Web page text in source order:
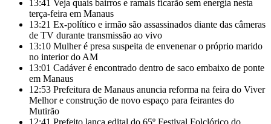
13:41 Veja quais bairros e ramais ficarão sem energia nesta
terça-feira em Manaus
13:21 Ex-político e irmão são assassinados diante das câmeras
de TV durante transmissão ao vivo
13:10 Mulher é presa suspeita de envenenar o próprio marido
no interior do AM
13:01 Cadáver é encontrado dentro de saco embaixo de ponte
em Manaus
12:53 Prefeitura de Manaus anuncia reforma na feira do Viver
Melhor e construção de novo espaço para feirantes do
Mutirão
12:41 Prefeito lança edital do 65º Festival Folclórico do